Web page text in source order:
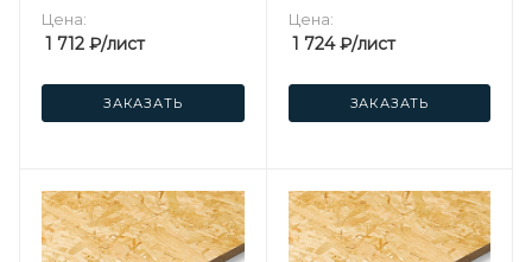
Цена:
1 712 ₽/лист
ЗАКАЗАТЬ
Цена:
1 724₽/лист
ЗАКАЗАТЬ